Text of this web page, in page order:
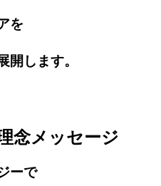
を
開します。
念メッセージ
ーで